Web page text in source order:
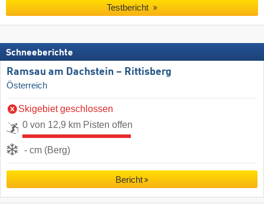
Testbericht
Schneeberichte
Ramsau am Dachstein – Rittisberg
Österreich
Skigebiet geschlossen
0 von 12,9 km Pisten offen
- cm (Berg)
Bericht